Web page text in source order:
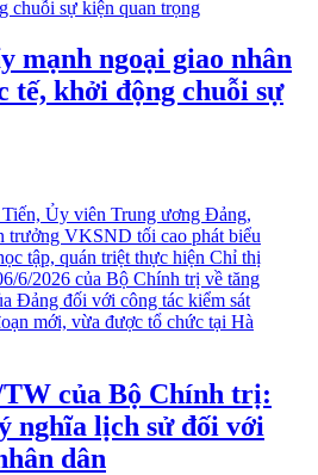
mạnh ngoại giao nhân
tế, khởi động chuỗi sự
của Bộ Chính trị:
nghĩa lịch sử đối với
dân